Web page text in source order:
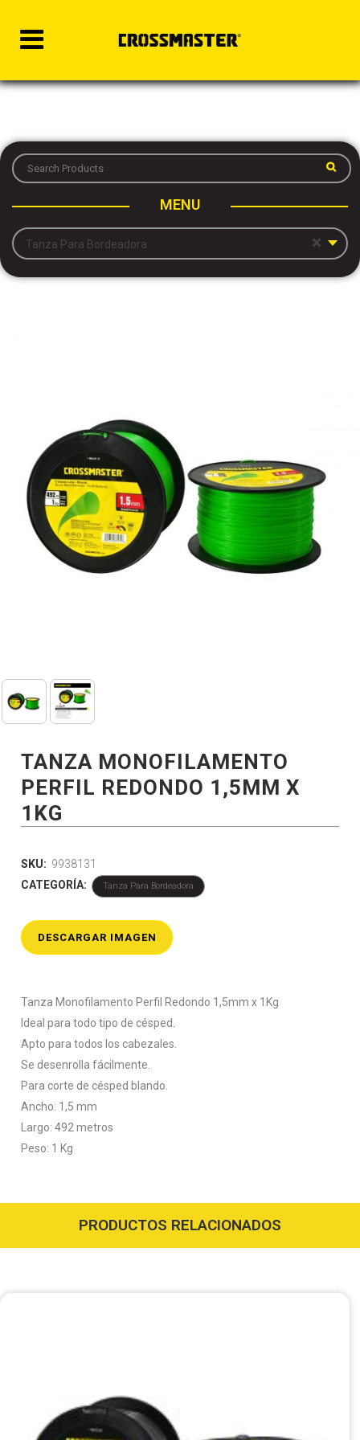
MENU
×
Tanza Para Bordeadora
TANZA MONOFILAMENTO
PERFIL REDONDO 1,5MM X
1KG
SKU: 9938131
CATEGORÍA:
Tanza Para Bordeadora
DESCARGAR IMAGEN
Tanza Monofilamento Perfil Redondo 1,5mm x 1Kg
Ideal para todo tipo de césped.
Apto para todos los cabezales.
Se desenrolla fácilmente.
Para corte de césped blando.
Ancho: 1,5 mm
Largo: 492 metros
Peso: 1 Kg
PRODUCTOS RELACIONADOS